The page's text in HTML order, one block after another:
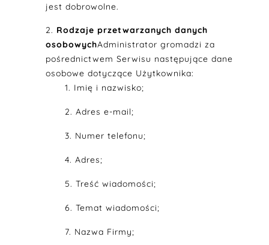
jest dobrowolne.
Rodzaje przetwarzanych danych
osobowychAdministrator gromadzi za
pośrednictwem Serwisu następujące dane
osobowe dotyczące Użytkownika:
Imię i nazwisko;
Adres e-mail;
Numer telefonu;
Adres;
Treść wiadomości;
Temat wiadomości;
Nazwa Firmy;